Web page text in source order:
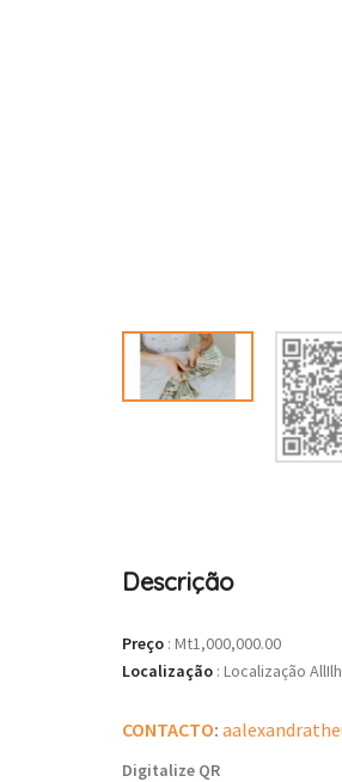
Descrição
Preço : Mt1,000,000.00
Localização : Localização
CONTACTO:
Digitalize QR